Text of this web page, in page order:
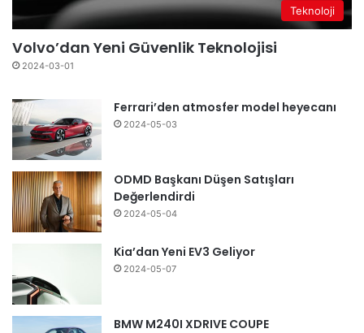
Teknoloji
Volvo’dan Yeni Güvenlik Teknolojisi
2024-03-01
Ferrari’den atmosfer model heyecanı
2024-05-03
ODMD Başkanı Düşen Satışları
Değerlendirdi
2024-05-04
Kia’dan Yeni EV3 Geliyor
2024-05-07
BMW M240I XDRIVE COUPE